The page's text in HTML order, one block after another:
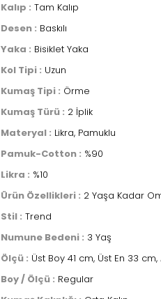
Kalıp : Tam Kalıp
Desen : Baskılı
Yaka : Bisiklet Yaka
Kol Tipi : Uzun
Kumaş Tipi : Örme
Kumaş Türü : 2 İplik
Materyal : Likra, Pamuklu
Pamuk-Cotton : %90
Likra : %10
Ürün Özellikleri : 2 Yaşa Kadar
Stil : Trend
Numune Bedeni : 3 Yaş
Ölçü : Üst Boy 41 cm, Üst En 33
Boy / Ölçü : Regular